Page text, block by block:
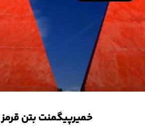
خمیرپیگمنت بتن قرمز ۳۲۵۴